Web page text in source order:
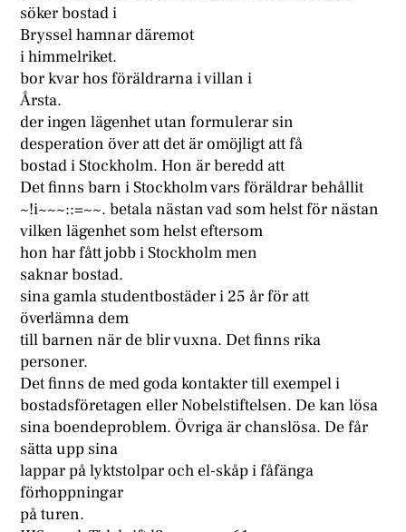
söker bostad i
Bryssel hamnar däremot
i himmelriket.
bor kvar hos föräldrarna i villan i
Årsta.
der ingen lägenhet utan formulerar sin
desperation över att det är omöjligt att få
bostad i Stockholm. Hon är beredd att
Det finns barn i Stockholm vars föräldrar behållit
~!i~~~::=~~. betala nästan vad som helst för nästan
vilken lägenhet som helst eftersom
hon har fått jobb i Stockholm men
saknar bostad.
sina gamla studentbostäder i 25 år för att
överlämna dem
till barnen när de blir vuxna. Det finns rika
personer.
Det finns de med goda kontakter till exempel i
bostadsföretagen eller Nobelstiftelsen. De kan lösa
sina boendeproblem. Övriga är chanslösa. De får
sätta upp sina
lappar på lyktstolpar och el-skåp i fåfänga
förhoppningar
på turen.